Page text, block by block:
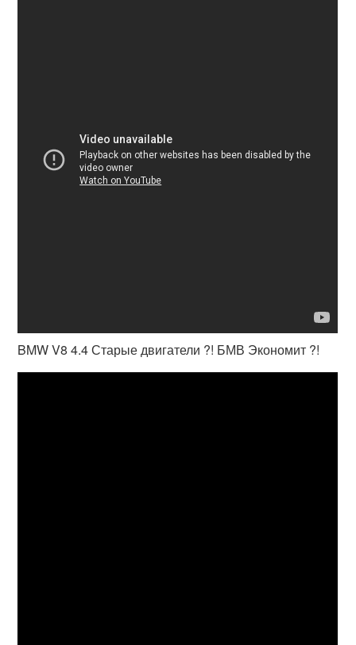
BMW V8 4.4 Старые двигатели ?! БМВ Экономит ?!